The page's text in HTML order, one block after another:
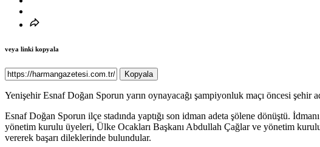
veya linki kopyala
Kopyala
Yenişehir Esnaf Doğan Sporun yarın oynayacağı şampiyonluk maçı öncesi şehir
Esnaf Doğan Sporun ilçe stadında yaptığı son idman adeta şölene dönüştü.
yönetim kurulu üyeleri, Ülke Ocakları Başkanı Abdullah Çağlar ve yönetim
vererek başarı dileklerinde bulundular.